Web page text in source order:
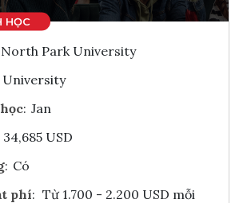
North Park University
University
: Jan
34,685 USD
: Có
phí: Từ 1.700 - 2.200 USD mỗi